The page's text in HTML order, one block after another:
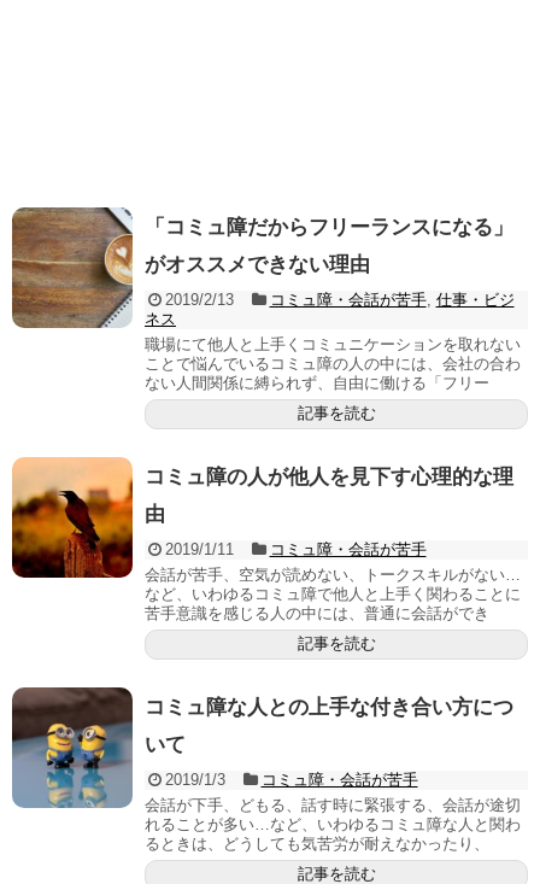
「コミュ障だからフリーランスになる」
がオススメできない理由
2019/2/13 コミュ障・会話が苦手, 仕事・ビジ
ネス
職場にて他人と上手くコミュニケーションを取れない
ことで悩んでいるコミュ障の人の中には、会社の合わ
ない人間関係に縛られず、自由に働ける「フリー
記事を読む
コミュ障の人が他人を見下す心理的な理
由
2019/1/11
コミュ障・会話が苦手
会話が苦手、空気が読めない、トークスキルがない…
など、いわゆるコミュ障で他人と上手く関わることに
苦手意識を感じる人の中には、普通に会話ができ
記事を読む
コミュ障な人との上手な付き合い方につ
いて
2019/1/3
コミュ障・会話が苦手
会話が下手、どもる、話す時に緊張する、会話が途切
れることが多い…など、いわゆるコミュ障な人と関わ
るときは、どうしても気苦労が耐えなかったり、
記事を読む